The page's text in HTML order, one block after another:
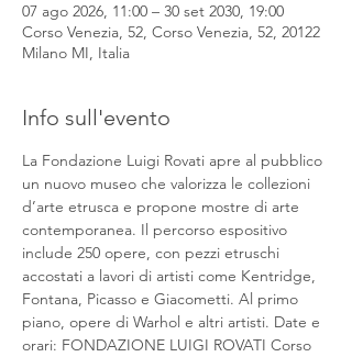
07 ago 2026, 11:00 – 30 set 2030, 19:00
Corso Venezia, 52, Corso Venezia, 52, 20122
Milano MI, Italia
Info sull'evento
La Fondazione Luigi Rovati apre al pubblico
un nuovo museo che valorizza le collezioni
d’arte etrusca e propone mostre di arte
contemporanea. Il percorso espositivo
include 250 opere, con pezzi etruschi
accostati a lavori di artisti come Kentridge,
Fontana, Picasso e Giacometti. Al primo
piano, opere di Warhol e altri artisti. Date e
orari: FONDAZIONE LUIGI ROVATI Corso